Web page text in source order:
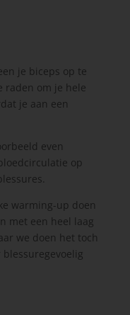
je biceps op te
raden om je hele
je aan een
even
op
warming-up doen
met een heel laag
we doen het toch